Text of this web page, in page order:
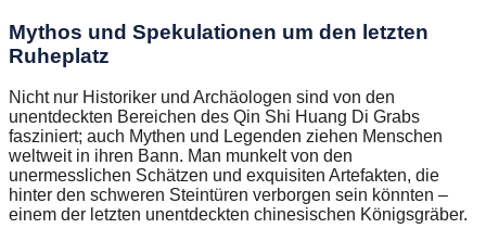
Mythos und Spekulationen um den letzten
Ruheplatz
Nicht nur Historiker und Archäologen sind von den
unentdeckten Bereichen des Qin Shi Huang Di Grabs
fasziniert; auch Mythen und Legenden ziehen Menschen
weltweit in ihren Bann. Man munkelt von den
unermesslichen Schätzen und exquisiten Artefakten, die
hinter den schweren Steintüren verborgen sein könnten –
einem der letzten unentdeckten chinesischen Königsgräber.